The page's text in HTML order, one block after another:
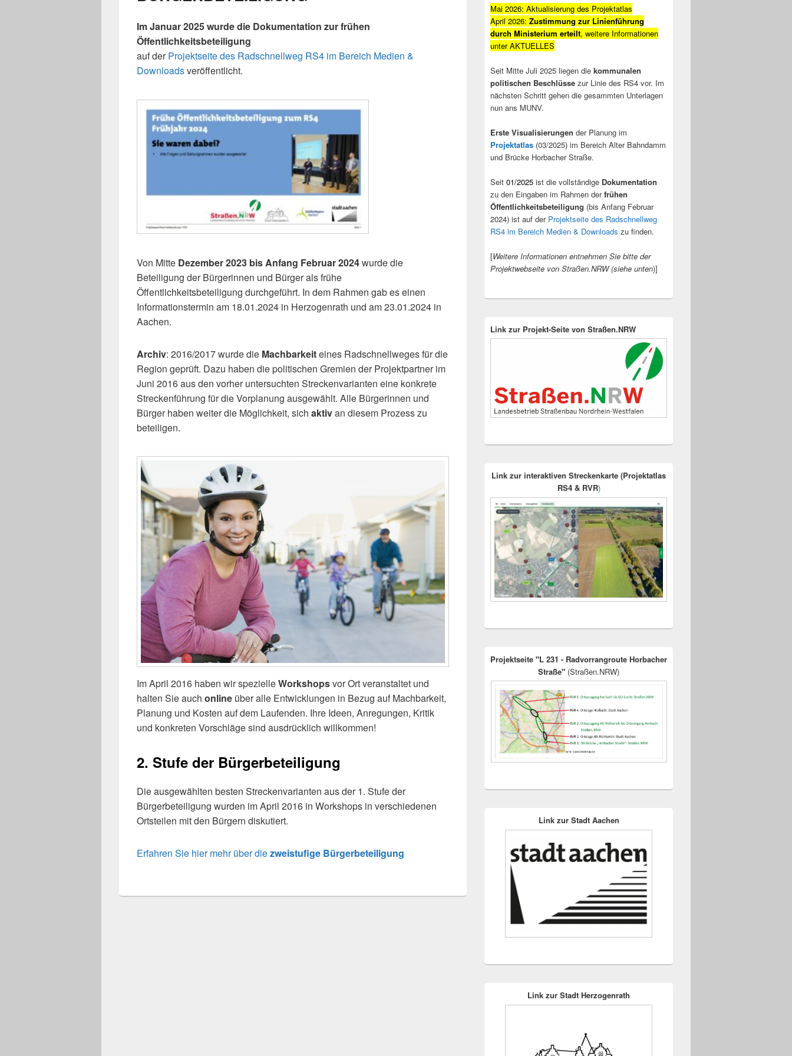
Im Januar 2025 wurde die Dokumentation zur frühen
Öffentlichkeitsbeteiligung
auf derProjektseite des Radschnellweg RS4 im Bereich Medien &
Downloadsveröffentlicht.
Von Mitte Dezember 2023 bis Anfang Februar 2024wurde die
Beteiligung der Bürgerinnen und Bürger als frühe
Öffentlichkeitsbeteiligung durchgeführt. In dem Rahmen gab es einen
Informationstermin am 18.01.2024 in Herzogenrath und am 23.01.2024 in
Aachen.
Archiv: 2016/2017 wurde die Machbarkeiteines Radschnellweges für die
Region geprüft. Dazu haben die politischen Gremien der Projektpartner im
Juni 2016 aus den vorher untersuchten Streckenvarianten eine konkrete
Streckenführung für die Vorplanung ausgewählt. Alle Bürgerinnen und
Bürger haben weiter die Möglichkeit, sich aktivan diesem Prozess zu
beteiligen.
Im April 2016 haben wir spezielleWorkshopsvor Ort veranstaltet und
halten Sie auch online über alle Entwicklungen in Bezug auf Machbarkeit,
Planung und Kosten auf dem Laufenden. Ihre Ideen, Anregungen, Kritik
und konkreten Vorschläge sind ausdrücklich willkommen!
2. Stufe der Bürgerbeteiligung
Die ausgewählten besten Streckenvarianten aus der 1. Stufe der
Bürgerbeteiligung wurden im April 2016 in Workshops in verschiedenen
Ortsteilen mit den Bürgern diskutiert.
Erfahren Sie hier mehr über diezweistufige Bürgerbeteiligung
Mai 2026: Aktualisierung des Projektatlas
April 2026: Zustimmung zur Linienführung
durch Ministerium erteilt, weitere Informationen
unter AKTUELLES
Seit Mitte Juli 2025 liegen die kommunalen
politischen Beschlüsse zur Linie des RS4 vor. Im
nächsten Schritt gehen die gesammten Unterlagen
nun ans MUNV.
Erste Visualisierungen der Planung im
Projektatlas (03/2025) im Bereich Alter Bahndamm
und Brücke Horbacher Straße.
Seit 01/2025 ist die vollständige Dokumentation
zu den Eingaben im Rahmen derfrühen
Öffentlichkeitsbeteiligung (bis Anfang Februar
2024) ist auf der Projektseite des Radschnellweg
RS4 im Bereich Medien & Downloads zu finden.
[Weitere Informationen entnehmen Sie bitte der
Projektwebseite von Straßen.NRW (siehe unten)]
Link zur Projekt-Seite von Straßen.NRW
Link zur interaktiven Streckenkarte (Projektatlas
RS4 & RVR)
Projektseite "L 231 - Radvorrangroute Horbacher
Straße" (Straßen.NRW)
Link zur Stadt Aachen
Link zur Stadt Herzogenrath